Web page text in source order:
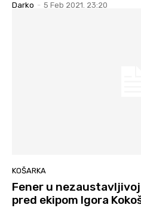
Darko - 5 Feb 2021. 23:20
KOŠARKA
Fener u
pred ekipom Igora